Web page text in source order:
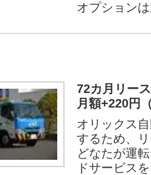
オプション
72カ月リー
月額+220円
オリックス
するため、
どなたが運
ドサービス